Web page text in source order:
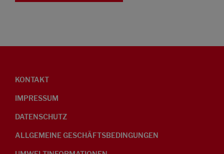
KONTAKT
IMPRESSUM
DATENSCHUTZ
ALLGEMEINE GESCHÄFTSBEDINGUNGEN